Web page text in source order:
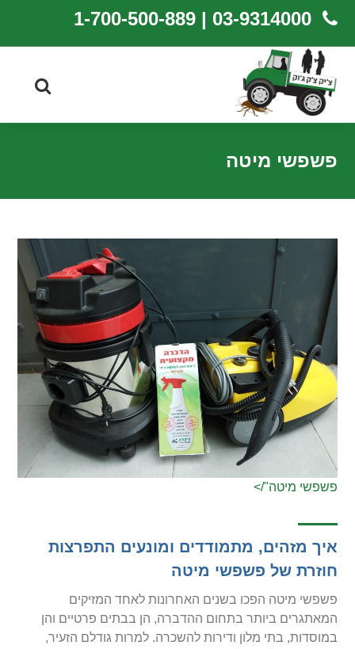
03-9314000 | 1-700-500-889
פשפשי מיטה
פשפשי מיטה"/>
איך מזהים, מתמודדים ומונעים התפרצות
חוזרת של פשפשי מיטה
פשפשי מיטה הפכו בשנים האחרונות לאחד המזיקים
המאתגרים ביותר בתחום ההדברה, הן בבתים פרטיים והן
במוסדות, בתי מלון ודירות להשכרה. למרות גודלם הזעיר,